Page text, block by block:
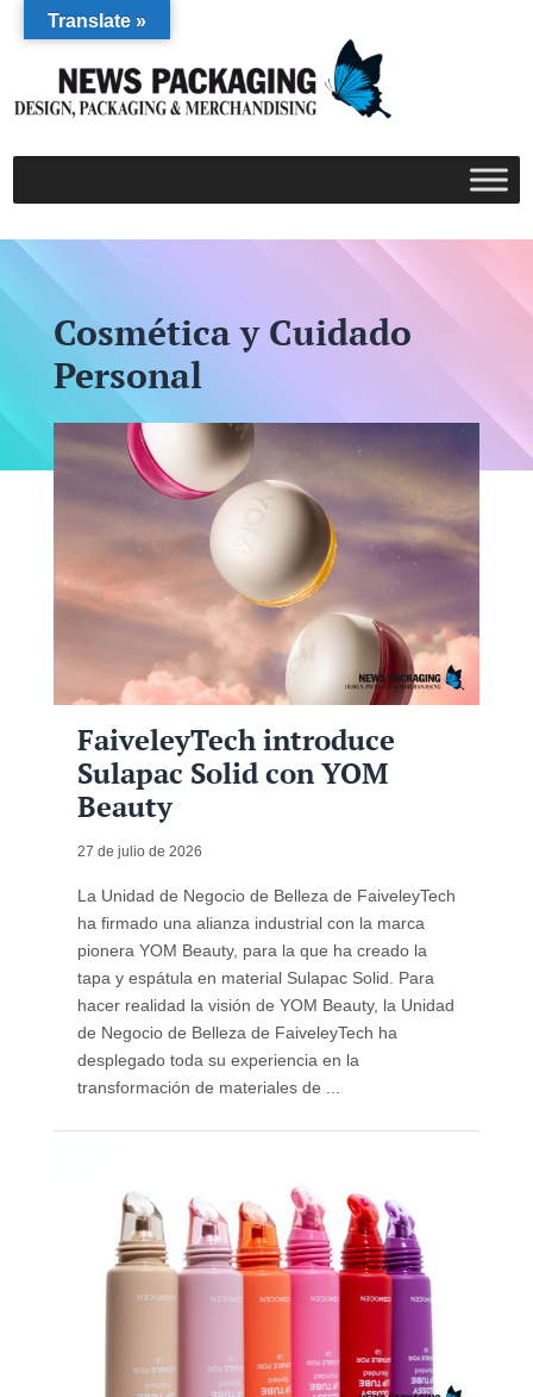
Cosmética y Cuidado
Personal
FaiveleyTech introduce
Sulapac Solid con YOM
Beauty
27 de julio de 2026
La Unidad de Negocio de Belleza de FaiveleyTech
ha firmado una alianza industrial con la marca
pionera YOM Beauty, para la que ha creado la
tapa y espátula en material Sulapac Solid. Para
hacer realidad la visión de YOM Beauty, la Unidad
de Negocio de Belleza de FaiveleyTech ha
desplegado toda su experiencia en la
transformación de materiales de ...
Translate »